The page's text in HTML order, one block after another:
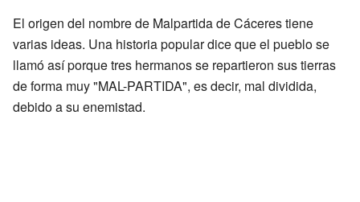
El origen del nombre de Malpartida de Cáceres tiene
varias ideas. Una historia popular dice que el pueblo se
llamó así porque tres hermanos se repartieron sus tierras
de forma muy "MAL-PARTIDA", es decir, mal dividida,
debido a su enemistad.